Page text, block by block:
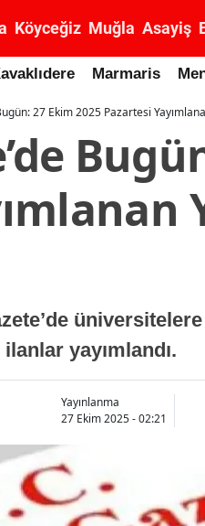
Köyceğiz Muğla Asayiş
Marmaris
27 Ekim 2025 Pazartesi
yayımlandı.
Yayınlanma
27 Ekim 2025 - 02:21